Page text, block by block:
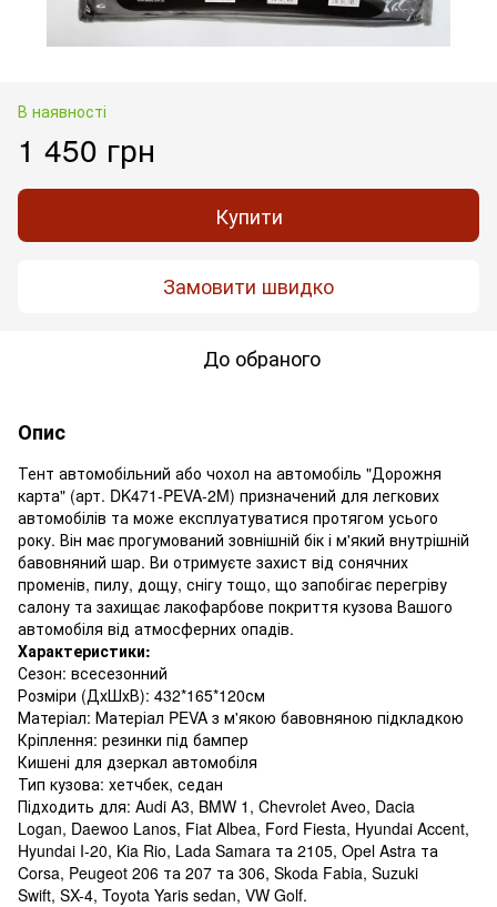
В наявності
1 450 грн
Купити
Замовити швидко
До обраного
Опис
Тент автомобільний або чохол на автомобіль "Дорожня
карта" (арт. DK471-PEVA-2M) призначений для легкових
автомобілів та може експлуатуватися протягом усього
року. Він має прогумований зовнішній бік і м'який внутрішній
бавовняний шар. Ви отримуєте захист від сонячних
променів, пилу, дощу, снігу тощо, що запобігає перегріву
салону та захищає лакофарбове покриття кузова Вашого
автомобіля від атмосферних опадів.
Характеристики:
Сезон: всесезонний
Розміри (ДхШхВ): 432*165*120см
Матеріал: Матеріал PEVA з м'якою бавовняною підкладкою
Кріплення: резинки під бампер
Кишені для дзеркал автомобіля
Тип кузова: хетчбек, седан
Підходить для: Audi A3, BMW 1, Chevrolet Aveo, Dacia
Logan, Daewoo Lanos, Fiat Albea, Ford Fiesta, Hyundai Accent,
Hyundai I-20, Kia Rio, Lada Samara та 2105, Opel Astra та
Corsa, Peugeot 206 та 207 та 306, Skoda Fabia, Suzuki
Swift, SX-4, Toyota Yaris sedan, VW Golf.